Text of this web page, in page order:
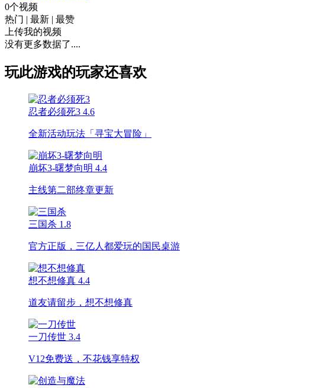
0个视频
热门 | 最新 | 最赞
上传我的视频
没有更多数据了....
玩此游戏的玩家还喜欢
忍者必须死3 4.6
全新活动玩法「寻宝大冒险」
崩坏3-曙梦向明 4.4
主线第二部终章更新
三国杀 1.8
官方正版，三亿人都爱玩的国民桌游
想不想修真 4.4
道友请留步，想不想修真
一刀传世 3.4
V12免费送，不花钱享特权